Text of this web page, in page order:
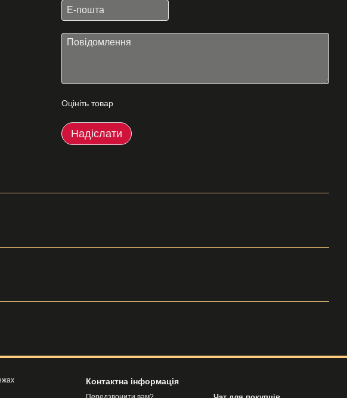
Оцініть товар
Надіслати
Контактна інформація